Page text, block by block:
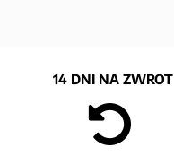
14 DNI NA ZWROT